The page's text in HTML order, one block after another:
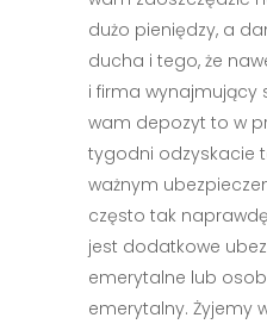
dużo pieniędzy, a
ducha i tego, że
i firma
wam depozyt to w
tygodni odzyskacie
ważnym
często tak
jest dodatkowe
emerytalne lub
emerytalny. Żyjemy